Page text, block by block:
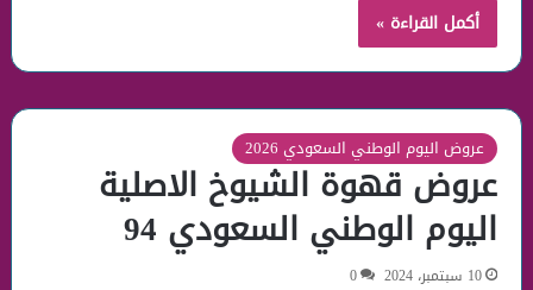
أكمل القراءة »
عروض اليوم الوطني السعودي 2026
عروض قهوة الشيوخ الاصلية
اليوم الوطني السعودي 94
10 سبتمبر، 2024 0